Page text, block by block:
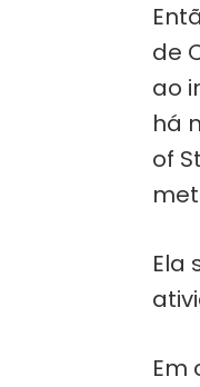
de
ao
há
of
Ela
Em